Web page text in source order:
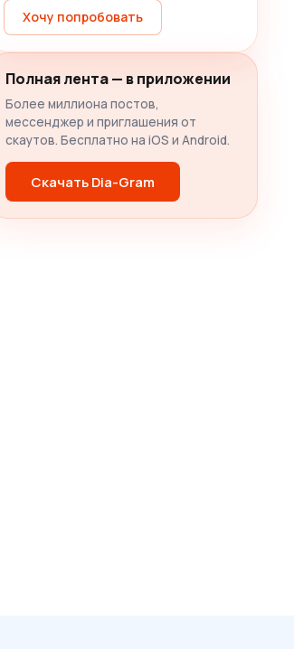
Хочу попробовать
Полная лента — в приложении
Более миллиона постов,
мессенджер и приглашения от
скаутов. Бесплатно на iOS и Android.
Скачать Dia-Gram